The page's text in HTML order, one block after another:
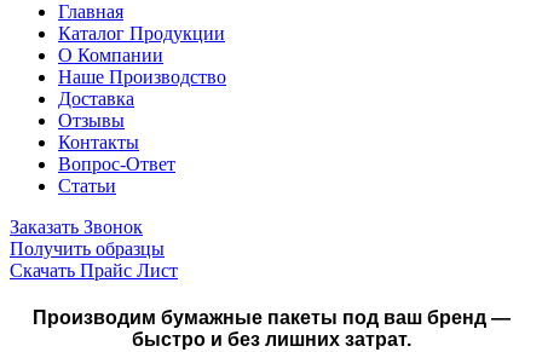
Главная
Каталог Продукции
О Компании
Наше Производство
Доставка
Отзывы
Контакты
Вопрос-Ответ
Статьи
Заказать Звонок
Получить образцы
Скачать Прайс Лист
Производим бумажные пакеты под ваш бренд —
быстро и без лишних затрат.